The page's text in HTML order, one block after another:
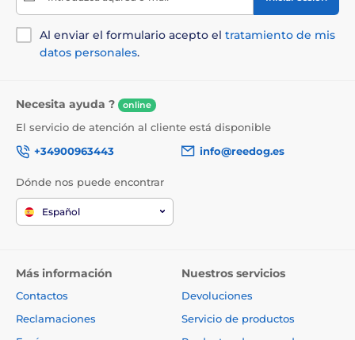
Tamaño XXL, dimensiones exteriores 114 x 94 cm,
peso 4,7 kg
Ventajas
Colchón extraíble
Forma ovalada ergonómica
Relleno de alta calidad y comodidad
Al enviar el formulario acepto el tratamiento de mis
datos personales.
Necesita ayuda ? online
El servicio de atención al cliente está disponible
+34900963443
info@reedog.es
Dónde nos puede encontrar
Español
Más información
Contactos
Reclamaciones
Nuestros servicios
Devoluciones
Servicio de productos